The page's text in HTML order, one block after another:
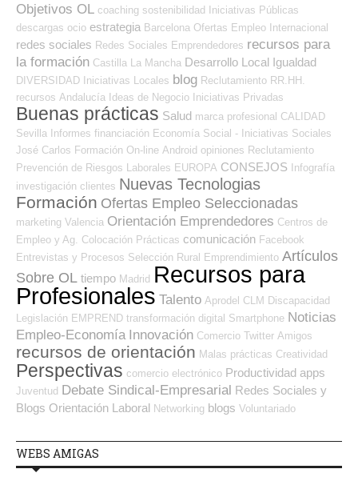
Objetivos OL coaching sostenibilidad Iniciativas Públicas
descargas ocio estrategia Barcelona Ofertas Empleo Internacional
redes sociales Redes Sociales Emprendedores recursos para
la formación Castilla La Mancha Desarrollo Local Igualdad
DIVERSIDAD Iniciativas Locales blog Reclutamiento RR.HH.
recursos Andalucía Ideas de Negocio Iniciativas Privadas
Buenas prácticas Salud marca profesional CALIDAD
Sevilla Informes financiación Economía Social - Iniciativas Sociales
José Carlos Formación On-line Android opiniones Reclutamiento
Prevención de Riesgos Laborales EUROPA CONSEJOS Infografía
investigación clientes Nuevas Tecnologias
Formación Ofertas Empleo Seleccionadas
marketing Valencia Orientación Emprendedores Centros de
Empleo y Ag. Colocación Prácticas comunicación Facebook
Entrevistas y Procesos Selección Rural Emprendimiento Artículos
Sobre OL tiempo Madrid Recursos para
Profesionales Talento Aprodel CLM Discapacidad
Legislación EMPREND transformación digital Smartphone Noticias
Empleo-Economía Innovación Comercio Twitter Amigos
recursos de orientación Malas prácticas Creatividad
Perspectivas comercio electrónico Productividad apps
Juventud Debate Sindical-Empresarial Redes Sociales y
Blogs Orientación Laboral Networking blogs Voluntariado
WEBS AMIGAS